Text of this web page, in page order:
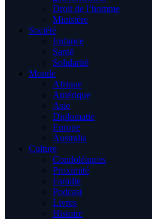
Droit de l’homme
Ministère
Société
Enfance
Santé
Solidarité
Monde
Afrique
Amérique
Asie
Diplomatie
Europe
Australia
Culture
Condoléances
Proximité
Famille
Podcast
Livres
Histoire